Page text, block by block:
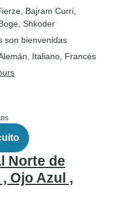
, Bajram Curri
Boge , Shkoder
son bienvenidas
Italiano, Francés
Norte de
Ojo Azul ,